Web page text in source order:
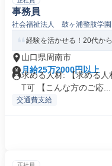
事務員
社会福祉法人 鼓ヶ浦整肢学
経験を活かせる！20代か
山口県周南市
月給25万2000円以上
求める人材: 【求める
T可 【こんな方のご応...
交通費支給